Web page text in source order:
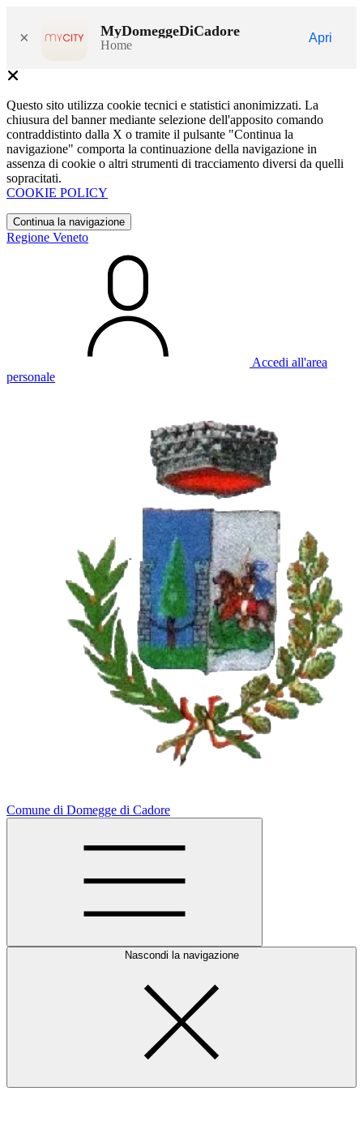
× MyDomeggeDiCadore
Home
Apri
Questo sito utilizza cookie tecnici e statistici anonimizzati. La
chiusura del banner mediante selezione dell'apposito comando
contraddistinto dalla X o tramite il pulsante "Continua la
navigazione" comporta la continuazione della navigazione in
assenza di cookie o altri strumenti di tracciamento diversi da quelli
sopracitati.
COOKIE POLICY
Continua la navigazione
Regione Veneto
Accedi all'area
personale
Comune di Domegge di Cadore
Nascondi la navigazione